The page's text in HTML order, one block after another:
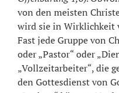
von den meisten
wird sie in Wirklichkeit
Fast jede Gruppe von
oder „Pastor“ oder
„Vollzeitarbeiter“, die
den Gottesdienst von